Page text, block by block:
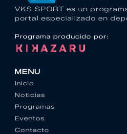
VKS SPORT es un
portal especializado en
Programa producido por:
MENU
Inicio
Noticias
Programas
Eventos
Contacto